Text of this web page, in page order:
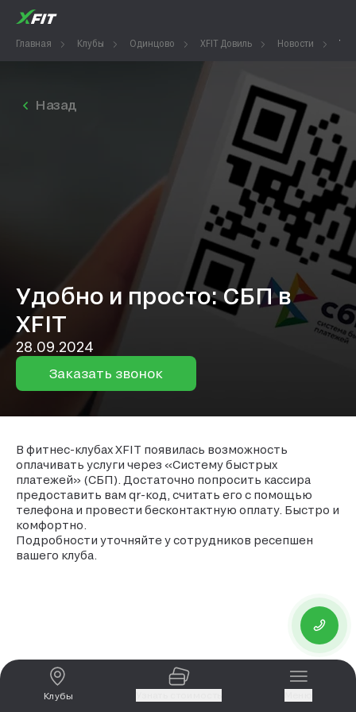
Клубы
Главная Клубы Одинцово XFIT Довиль Новости
Назад
Удобно и просто: СБП в
XFIT
28.09.2024
Заказать звонок
В фитнес-клубах XFIT появилась возможность
оплачивать услуги через «Систему быстрых
платежей» (СБП). Достаточно попросить кассира
предоставить вам qr-код, считать его с помощью
телефона и провести бесконтактную оплату. Быстро и
комфортно.
Подробности уточняйте у сотрудников ресепшен
вашего клуба.